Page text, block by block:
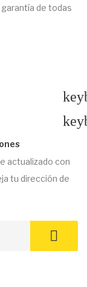
de todas
actualizado con
tu dirección de